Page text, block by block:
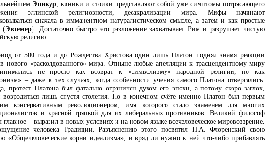
Эпикур, киники и стоики представляют собой уже симптомы потрясающего
эллинской религиозности, десакрализации мира. Мифы начинают
сначала в имманентном натуралистическом смысле, а затем и как простые
(Эвгемер). Достаточно быстро это разложение захватывает Рим и разрушает чистую
религию.
от 500 года и до Рождества Христова один лишь Платон поднял знамя реакции
нового «расколдованного» мира. Отныне любые апелляции к трасцендентному миру
не просто как возврат к «символизму» народной религии, но как
– даже в тех случаях, когда особенности учения самого Платона отвергались.
протест Платона был фатально ограничен духом его эпохи, а потому скоро заглох,
возродиться лишь спустя столетия. Но в конечном счёте именно Платон был первым
консервативным революционером, имя которого стало знаменем для многих
и красной тряпкой для их либеральных противников. Великий философ
главное – выразил в новых условиях и на новом языке всечеловеческое мировоззрение,
человека Традиции. Разъяснению этого посвятил П.А. Флоренский свою
«Общечеловеческие корни идеализма», и вряд ли нужно к ней что-либо прибавлять